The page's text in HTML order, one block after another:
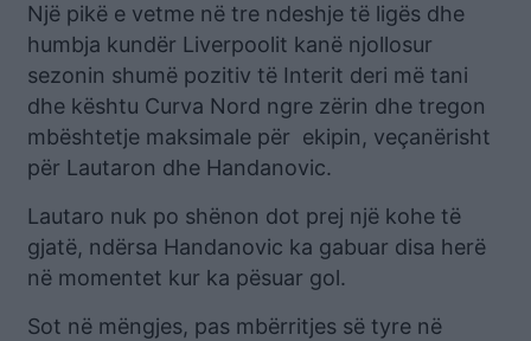
Një pikë e vetme në tre ndeshje të ligës dhe
humbja kundër Liverpoolit kanë njollosur
sezonin shumë pozitiv të Interit deri më tani
dhe kështu Curva Nord ngre zërin dhe tregon
mbështetje maksimale për ekipin, veçanërisht
për Lautaron dhe Handanovic.
Lautaro nuk po shënon dot prej një kohe të
gjatë, ndërsa Handanovic ka gabuar disa herë
në momentet kur ka pësuar gol.
Sot në mëngjes, pas mbërritjes së tyre në